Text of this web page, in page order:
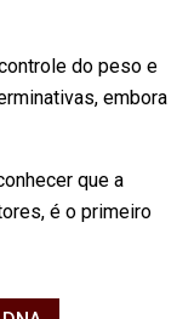
do peso e
embora
que a
é o primeiro